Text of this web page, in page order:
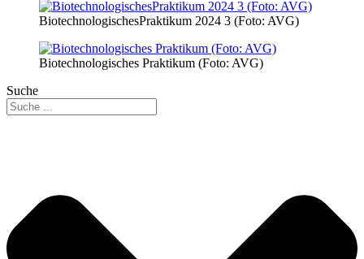
BiotechnologischesPraktikum 2024 3 (Foto: AVG)
Biotechnologisches Praktikum (Foto: AVG)
Suche